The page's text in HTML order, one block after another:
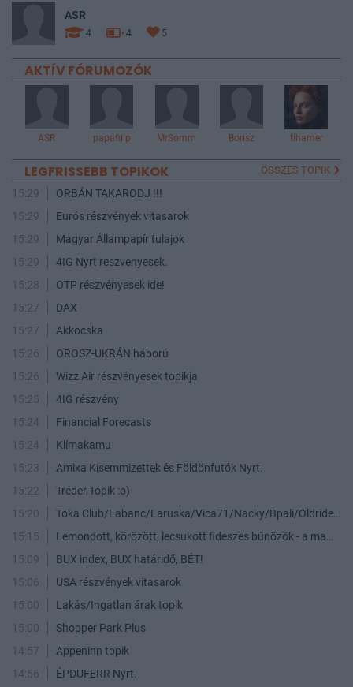
ASR
4 4 5
AKTÍV FÓRUMOZÓK
ASR papafilip MrSomm Borisz tihamer
LEGFRISSEBB TOPIKOK ÖSSZES TOPIK
15:29
ORBÁN TAKARODJ !!!
15:29
Eurós részvények vitasarok
15:29
Magyar Állampapír tulajok
15:29
4IG Nyrt reszvenyesek.
15:28
OTP részvényesek ide!
15:27
DAX
15:27
Akkocska
15:26
OROSZ-UKRÁN háború
15:26
Wizz Air részvényesek topikja
15:25
4IG részvény
15:24
Financial Forecasts
15:24
Klímakamu
15:23
Amixa Kisemmizettek és Földönfutók Nyrt.
15:22
Tréder Topik :o)
15:20
15:15
15:09
BUX index, BUX határidő, BÉT!
15:06
USA részvények vitasarok
15:00
Lakás/Ingatlan árak topik
15:00
Shopper Park Plus
14:57
Appeninn topik
14:56
ÉPDUFERR Nyrt.